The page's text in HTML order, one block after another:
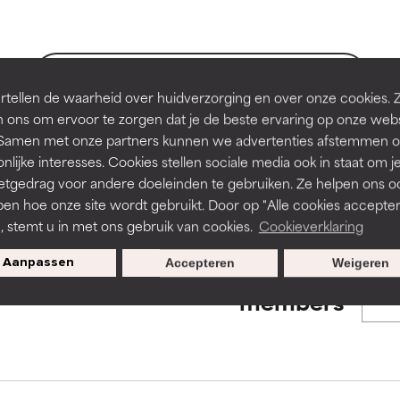
de waarheid over huidverzorging en over onze cookies.
ons om ervoor te zorgen dat je de beste ervaring op onze
met onze partners kunnen we advertenties afstemmen
interesses. Cookies stellen sociale media ook in staat om je
voor andere doeleinden te gebruiken. Ze helpen ons
hoe onze site wordt gebruikt. Door op "Alle cookies
stemt u in met ons gebruik van cookies. Cookieverklaring
Aanpassen Weigeren
Accepteren
to assess ingredients in this dictionary. Regulations
irriterend maar kan esthetische, stabiliteits- of andere
is aanwezig. Het risico wordt vergroot als het gecombineerd
ingrediënten.
droogheid, enz. veroorzaken. Kan in sommige gevallen
irriterend maar kan esthetische, stabiliteits- of andere
is aanwezig. Het risico wordt vergroot als het gecombineerd
ingrediënten.
droogheid, enz. veroorzaken. Kan in sommige gevallen
Exclusieve aanbiedingen voor
members